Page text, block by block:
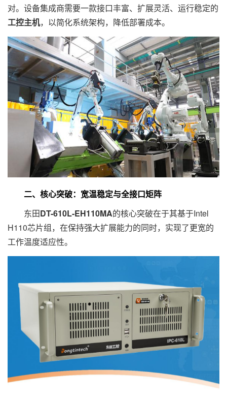
对。设备集成商需要一款接口丰富、扩展灵活、运行稳定的
工控主机，以简化系统架构，降低部署成本。
二、核心突破：宽温稳定与全接口矩阵
东田DT-610L-EH110MA的核心突破在于其基于Intel
H110芯片组，在保持强大扩展能力的同时，实现了更宽的
工作温度适应性。